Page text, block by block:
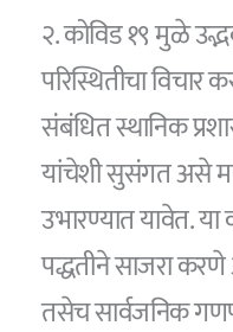
२. कोविड १९ मुळे
परिस्थितीचा विचार
संबंधित स्थानिक
यांचेशी सुसंगत असे
उभारण्यात यावेत. या
पद्धतीने साजरा
तसेच सार्वजनिक